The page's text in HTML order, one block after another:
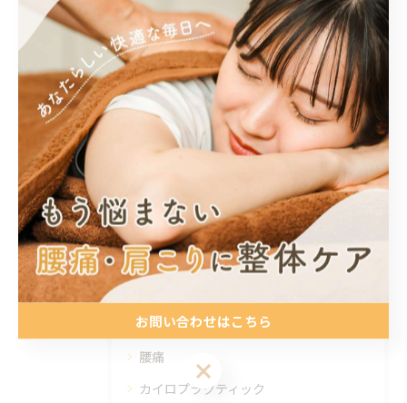
豊田の腰痛ケアの詳細と施術
腰痛
< 前のページ 次のページ >
カテゴリー Categories
全てのカテゴリー
腰痛
カイロプラクティック
お問い合わせはこちら
お問い合わせはこちら